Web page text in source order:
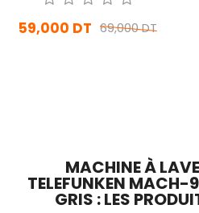
69,000 DT
59,000 DT
MACHINE À
TELEFUNKEN
GRIS : LES